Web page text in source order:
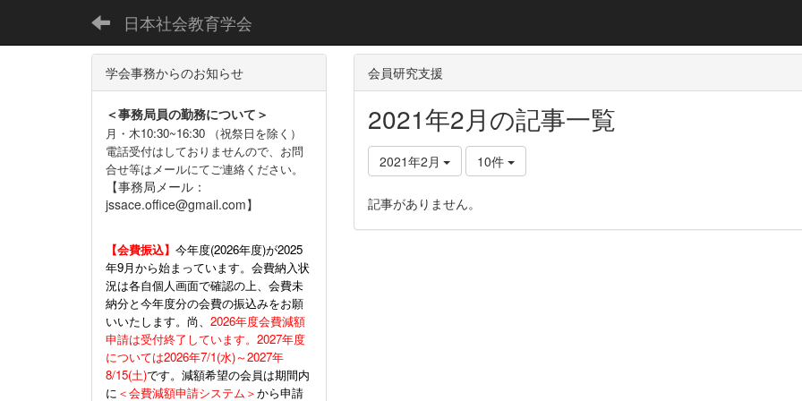
日本社会教育学会
会員研究支援
2021年2月の記事一覧
2021年2月 10件
記事がありません。
学会事務からのお知らせ
＜事務局員の勤務について＞
月・木10:30~16:30 （祝祭日を除く）
電話受付はしておりませんので、お問
合せ等はメールにてご連絡ください。
【事務局メール：
jssace.office@gmail.com】
【会費振込】 今年度(2026年度)が2025
年9月から始まっています。会費納入状
況は各自個人画面で確認の上、会費未
納分と今年度分の会費の振込みをお願
いいたします。尚、 2026年度会費減額
申請は受付終了しています。2027年度
については2026年7/1(水)～2027年
8/15(土)です。減額希望の会員は期間内
に ＜会費減額申請システム＞から申請